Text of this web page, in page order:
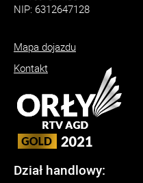
NIP: 6312647128
Mapa dojazdu
Kontakt
Dział handlowy: